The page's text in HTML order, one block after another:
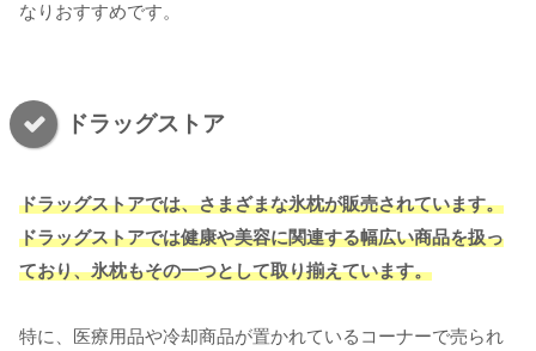
なりおすすめです。
ドラッグストア
ドラッグストアでは、さまざまな氷枕が販売されています。
ドラッグストアでは健康や美容に関連する幅広い商品を扱っ
ており、氷枕もその一つとして取り揃えています。
特に、医療用品や冷却商品が置かれているコーナーで売られ